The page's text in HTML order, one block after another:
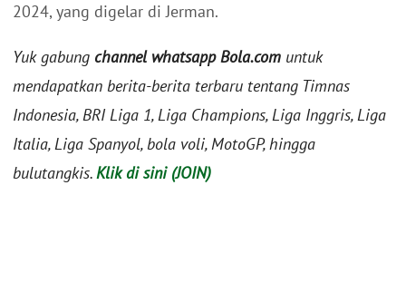
2024, yang digelar di Jerman.
Yuk gabung channel whatsapp Bola.com untuk
mendapatkan berita-berita terbaru tentang Timnas
Indonesia, BRI Liga 1, Liga Champions, Liga Inggris, Liga
Italia, Liga Spanyol, bola voli, MotoGP, hingga
bulutangkis.Klik di sini (JOIN)